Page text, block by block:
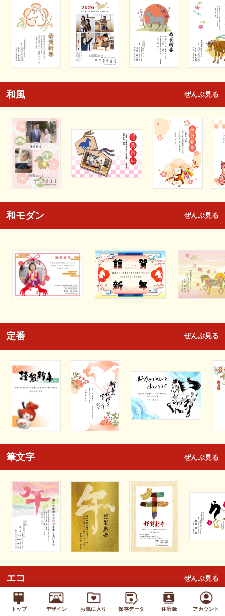
トップ デザイン お気に入り 保存データ 住所録 アカウント
和風 ぜんぶ見る
和モダン ぜんぶ見る
定番 ぜんぶ見る
筆文字 ぜんぶ見る
エコ ぜんぶ見る